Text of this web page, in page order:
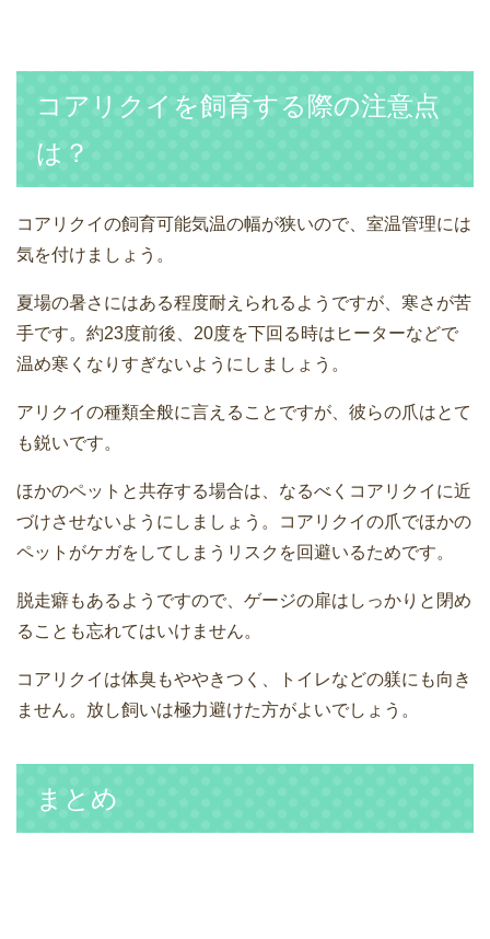
コアリクイを飼育する際の注意点
は？
コアリクイの飼育可能気温の幅が狭いので、室温管理には
気を付けましょう。
夏場の暑さにはある程度耐えられるようですが、寒さが苦
手です。約23度前後、20度を下回る時はヒーターなどで
温め寒くなりすぎないようにしましょう。
アリクイの種類全般に言えることですが、彼らの爪はとて
も鋭いです。
ほかのペットと共存する場合は、なるべくコアリクイに近
づけさせないようにしましょう。コアリクイの爪でほかの
ペットがケガをしてしまうリスクを回避いるためです。
脱走癖もあるようですので、ゲージの扉はしっかりと閉め
ることも忘れてはいけません。
コアリクイは体臭もややきつく、トイレなどの躾にも向き
ません。放し飼いは極力避けた方がよいでしょう。
まとめ